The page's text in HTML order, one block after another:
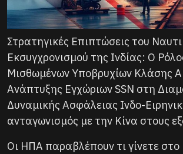
Στρατηγικές Επιπτώσεις του
Εκσυγχρονισμού της Ινδίας: Ο
Μισθωμένων Υποβρυχίων Κλάσης
Ανάπτυξης Εγχώριων SSN στη
Δυναμικής Ασφάλειας Ινδο-
ανταγωνισμός με την Κίνα στους
Οι ΗΠΑ παραβλέπουν τι γίνετε στο